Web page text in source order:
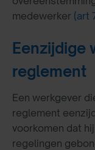
medewerker (art
Eenzijdige
reglement
Een werkgever
reglement
voorkomen dat
regelingen